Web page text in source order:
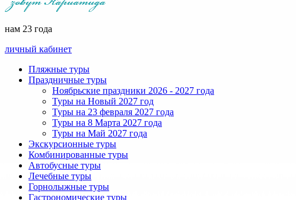
нам 23 года
личный кабинет
Пляжные туры
Праздничные туры
Ноябрьские праздники 2026 - 2027 года
Туры на Новый 2027 год
Туры на 23 февраля 2027 года
Туры на 8 Марта 2027 года
Туры на Май 2027 года
Экскурсионные туры
Комбинированные туры
Автобусные туры
Лечебные туры
Горнолыжные туры
Гастрономические туры